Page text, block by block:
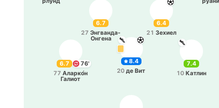
7.4
10 Катлин
8.4
20 де Вит
6.7
27 Энгва­нда­-
О­нге­на
6.7
76'
77 Ала­рко́н
Галиот
6.4
21 Зехиел